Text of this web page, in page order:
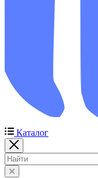
Каталог